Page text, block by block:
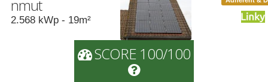
nmut
2.568 kWp - 19m²
SCORE 100/100